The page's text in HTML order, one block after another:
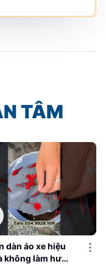
TÂM
dàn áo xe hiệu
không làm hư